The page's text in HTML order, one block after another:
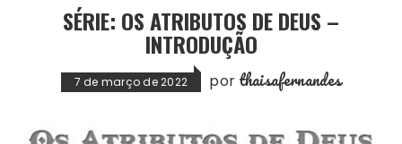
SÉRIE: OS ATRIBUTOS DE DEUS –
INTRODUÇÃO
7 de março de 2022 por thaisafernandes